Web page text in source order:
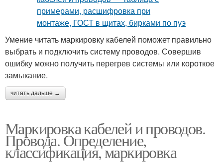
Умение читать маркировку кабелей поможет правильно
выбрать и подключить систему проводов. Совершив
ошибку можно получить перегрев системы или короткое
замыкание.
читать дальше →
Маркировка кабелей и проводов.
Провода. Определение,
классификация, маркировка